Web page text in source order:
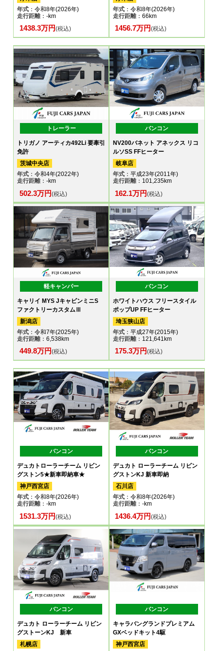
年式 ：令和8年(2026年)
走行距離：-km
1438.3万円(税込)
年式：令和8年(2026年)
走行距離：66km
1456.7万円(税込)
トレーラー
トリガノ アーティカ492Li 要牽引
免許
茨城中央店
年式 ：令和4年(2022年)
走行距離：-km
502.3万円(税込)
バンコン
NV200バネット アネックス リコ
ルソSS FFヒーター
岐阜店
年式：平成23年(2011年)
走行距離：101,235km
162.1万円(税込)
軽キャンパー
キャリイ MYS JキャビンミニS
ファクトリーカスタムⅢ
新潟店
年式 ：令和7年(2025年)
走行距離：6,538km
449.8万円(税込)
バンコン
ホワイトハウス フリースタイル
ポップUP FFヒーター
埼玉狭山店
年式：平成27年(2015年)
走行距離：121,641km
175.3万円(税込)
バンコン
デュカトローラーチーム リビン
グストン5★新車即納車★
神戸西宮店
年式 ：令和8年(2026年)
走行距離：-km
1531.3万円(税込)
バンコン
デュカト ローラーチーム リビン
グストンKJ 新車即納
石川店
年式：令和8年(2026年)
走行距離：-km
1436.4万円(税込)
バンコン
デュカト ローラーチーム リビン
グストーンKJ 新車
札幌店
バンコン
キャラバングランドプレミアム
GXベッドキット4駆
神戸西宮店